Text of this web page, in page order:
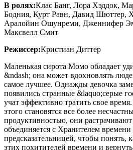
В ролях:Клас Банг, Лора Хэддок,
Бодния, Курт Равн, Давид Шюттер,
Аралойин Ошунреми, Дженнифер
Максвелл Смит
Режиссер:Кристиан Диттер
Маленькая сирота Момо обладает
&ndash; она может вдохновлять
самое лучшее. Однажды девочка
появились странные &laquo;серые
учат эффективно тратить свое
этого становятся все более
продуктивностью, они
объединяется с Хранителем
предсказательницей, чтобы понять,
этих похитителей времени и